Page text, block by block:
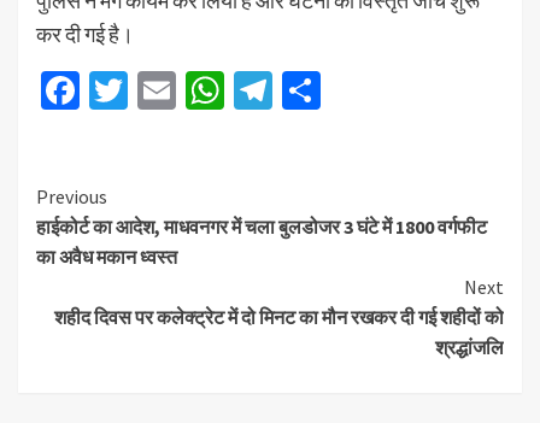
कर दी गई है।
Facebook
Twitter
EmailWhatsApp
Telegram
Previous
हाईकोर्ट का आदेश, माधवनगर में चला बुलडोजर 3 घंटे में 1800 वर्गफीट
का अवैध मकान ध्वस्त
Next
शहीद दिवस पर कलेक्ट्रेट में दो मिनट का मौन रखकर दी गई शहीदों को
श्रद्धांजलि